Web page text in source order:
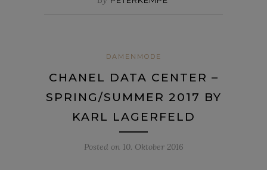
DAMENMODE
CHANEL DATA CENTER –
SPRING/SUMMER 2017 BY
KARL LAGERFELD
Posted on 10. Oktober 2016